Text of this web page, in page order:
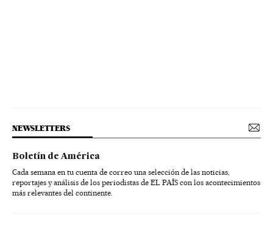
NEWSLETTERS
Boletín de América
Cada semana en tu cuenta de correo una selección de las noticias,
reportajes y análisis de los periodistas de EL PAÍS con los acontecimientos
más relevantes del continente.